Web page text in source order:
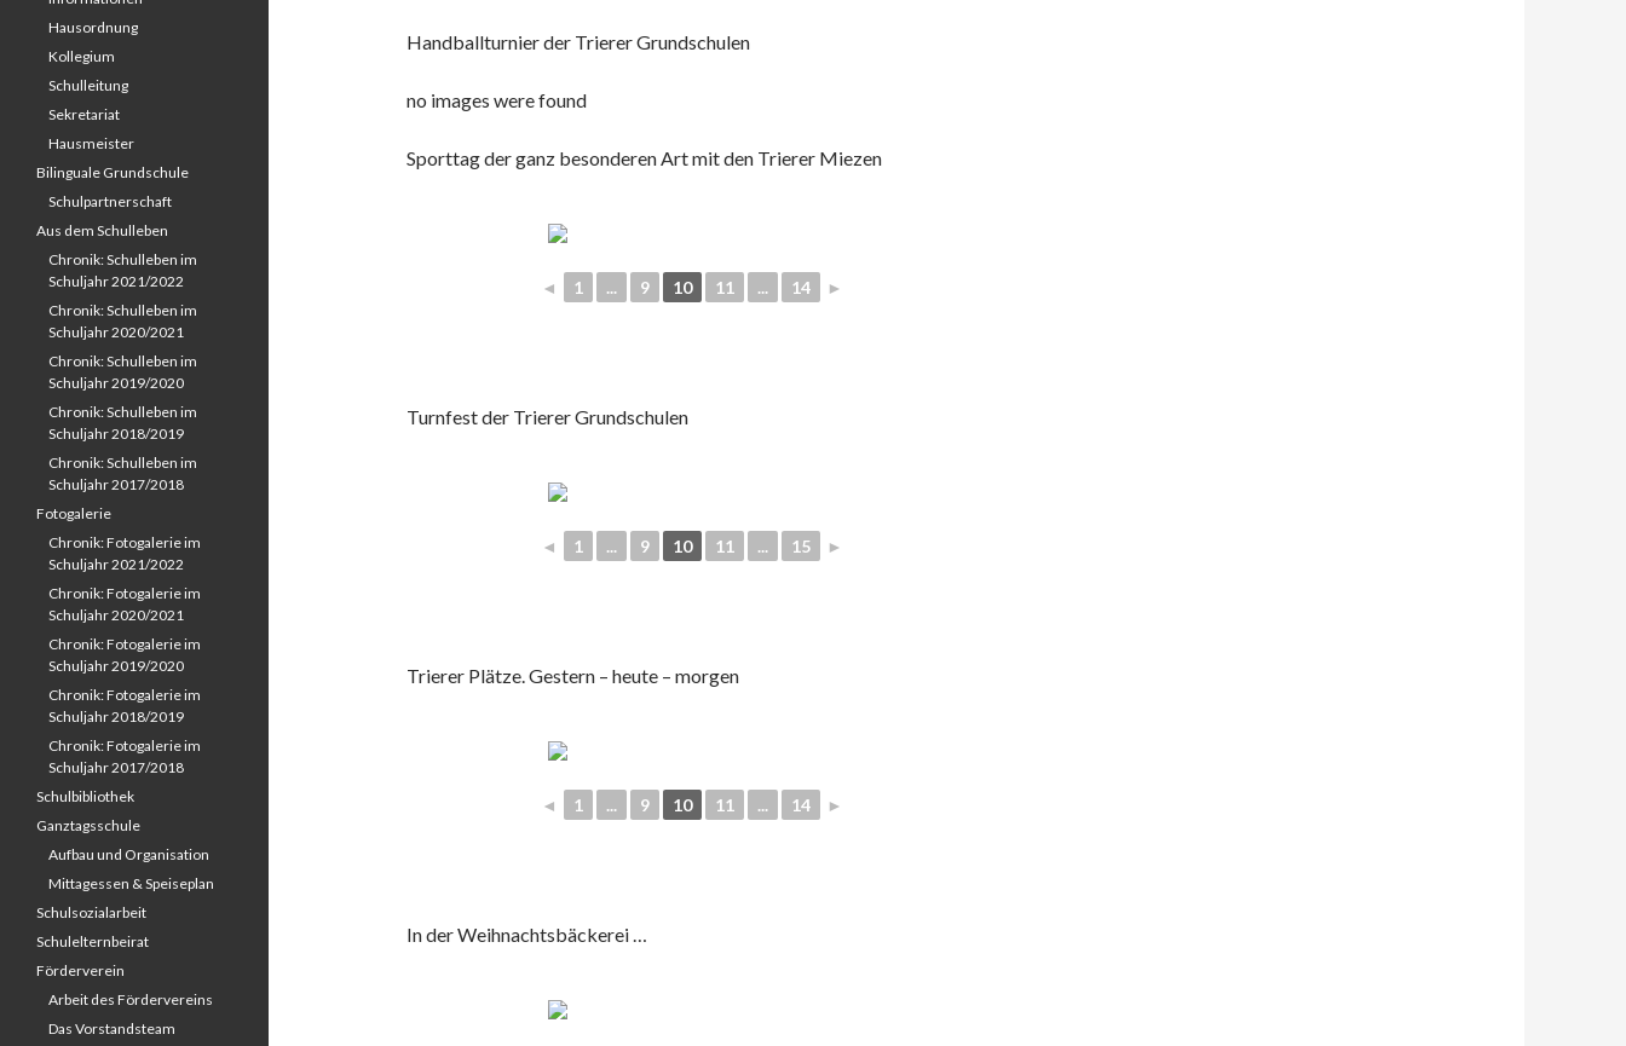
Handballturnier der Trierer Grundschulen
no images were found
Sporttag der ganz besonderen Art mit den Trierer Miezen
◄ 1 ... 9 10 11 ... 14 ►
Turnfest der Trierer Grundschulen
◄ 1 ... 9 10 11 ... 15 ►
Trierer Plätze. Gestern – heute – morgen
◄ 1 ... 9 10 11 ... 14 ►
In der Weihnachtsbäckerei …
Hausordnung
Kollegium
Schulleitung
Sekretariat
Hausmeister
Bilinguale Grundschule
Schulpartnerschaft
Aus dem Schulleben
Chronik: Schulleben im
Schuljahr 2021/2022
Chronik: Schulleben im
Schuljahr 2020/2021
Chronik: Schulleben im
Schuljahr 2019/2020
Chronik: Schulleben im
Schuljahr 2018/2019
Chronik: Schulleben im
Schuljahr 2017/2018
Fotogalerie
Chronik: Fotogalerie im
Schuljahr 2021/2022
Chronik: Fotogalerie im
Schuljahr 2020/2021
Chronik: Fotogalerie im
Schuljahr 2019/2020
Chronik: Fotogalerie im
Schuljahr 2018/2019
Chronik: Fotogalerie im
Schuljahr 2017/2018
Schulbibliothek
Ganztagsschule
Aufbau und Organisation
Mittagessen & Speiseplan
Schulsozialarbeit
Schulelternbeirat
Förderverein
Arbeit des Fördervereins
Das Vorstandsteam